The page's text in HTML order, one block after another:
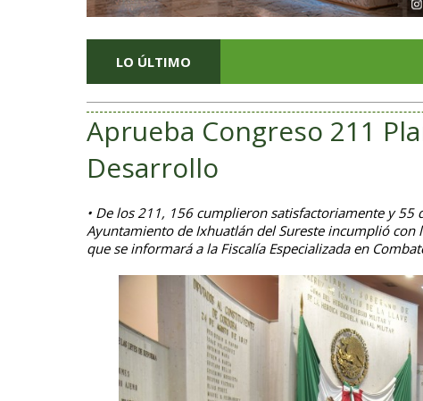
LO ÚLTIMO
Aprueba Congreso 211
Desarrollo
• De los 211, 156 cumplieron satisfactoriamente y 55
Ayuntamiento de Ixhuatlán del Sureste incumplió
que se informará a la Fiscalía Especializada en